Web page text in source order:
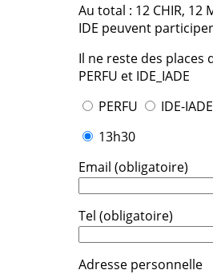
Au total : 12 CHIR, 12
IDE peuvent
Il ne reste des places
PERFU et IDE_IADE
PERFU
IDE-IADE
13h30
Email (obligatoire)
Tel (obligatoire)
Adresse personnelle